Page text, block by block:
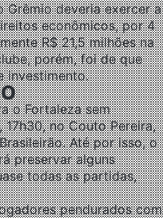
Grêmio deveria exercer a
econômicos, por 4
R$ 21,5 milhões na
porém, foi de que
investimento.
o Fortaleza sem
no Couto Pereira,
Até por isso, o
preservar alguns
todas as partidas,
pendurados com